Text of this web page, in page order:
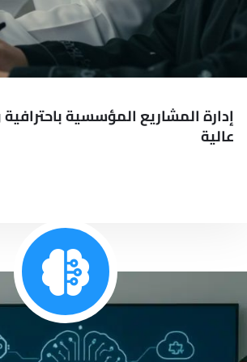
إدارة المشاريع المؤسسية
عالية